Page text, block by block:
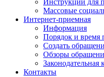
Инструкции для
Массовые
Интернет-приемная
Информация
Порядок и время
Создать
Обзоры
Законодательная
Контакты